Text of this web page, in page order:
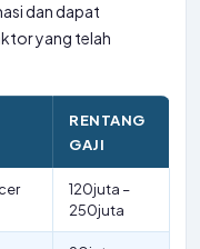
dan dapat
yang telah
RENTANG
GAJI
120juta –
250juta